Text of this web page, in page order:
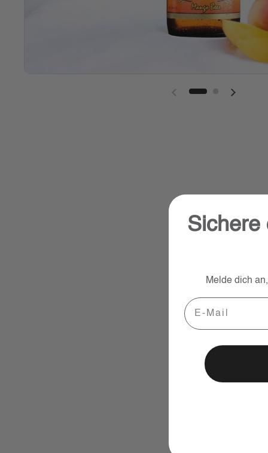
Vorherige FolieNächste
Sichere
Melde dich
Email